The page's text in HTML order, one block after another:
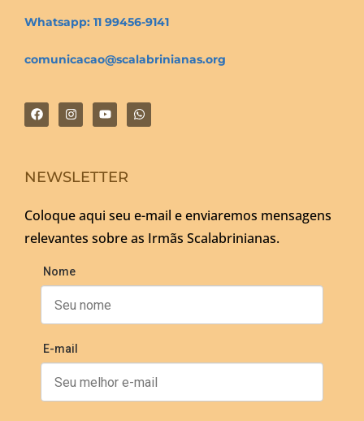
Whatsapp: 11 99456-9141
comunicacao@scalabrinianas.org
NEWSLETTER
Coloque aqui seu e-mail e enviaremos mensagens
relevantes sobre as Irmãs Scalabrinianas.
Nome
E-mail